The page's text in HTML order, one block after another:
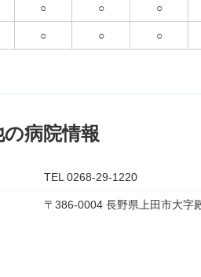
○ ○ ○
○ ○ ○
病院情報
TEL 0268-29-1220
〒386-0004 長野県上田市大字